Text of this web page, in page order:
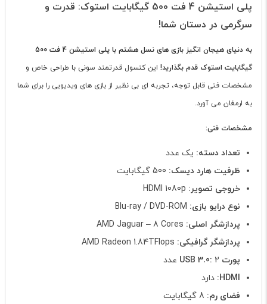
پلی استیشن 4 فت 500 گیگابایت استوک: قدرت و
سرگرمی در دستان شما!
به دنیای هیجان انگیز بازی های نسل هشتم با پلی استیشن 4 فت 500
گیگابایت استوک قدم بگذارید! این کنسول قدرتمند سونی با طراحی خاص و
مشخصات فنی قابل توجه، تجربه ای بی نظیر از بازی های ویدیویی را برای شما
به ارمغان می آورد.
مشخصات فنی:
تعداد دسته: یک عدد
ظرفیت هارد دیسک:
خروجی تصویر:
نوع درایو بازی:
پردازشگر اصلی:
پردازشگر گرافیکی:
پورت USB 3.0: 2 عدد
HDMI: دارد
فضای رم: